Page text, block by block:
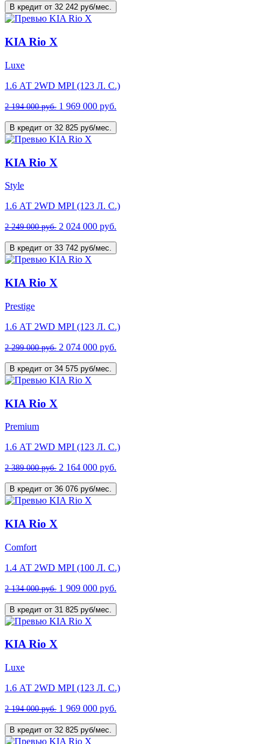
В кредит от 32 242 руб/мес.
KIA Rio X
Luxe
1.6 АТ 2WD MPI (123 Л. C.)
2 194 000 руб. 1 969 000 руб.
В кредит от 32 825 руб/мес.
KIA Rio X
Style
1.6 АТ 2WD MPI (123 Л. C.)
2 249 000 руб. 2 024 000 руб.
В кредит от 33 742 руб/мес.
KIA Rio X
Prestige
1.6 АТ 2WD MPI (123 Л. C.)
2 299 000 руб. 2 074 000 руб.
В кредит от 34 575 руб/мес.
KIA Rio X
Premium
1.6 АТ 2WD MPI (123 Л. C.)
2 389 000 руб. 2 164 000 руб.
В кредит от 36 076 руб/мес.
KIA Rio X
Comfort
1.4 АТ 2WD MPI (100 Л. C.)
2 134 000 руб. 1 909 000 руб.
В кредит от 31 825 руб/мес.
KIA Rio X
Luxe
1.6 АТ 2WD MPI (123 Л. C.)
2 194 000 руб. 1 969 000 руб.
В кредит от 32 825 руб/мес.